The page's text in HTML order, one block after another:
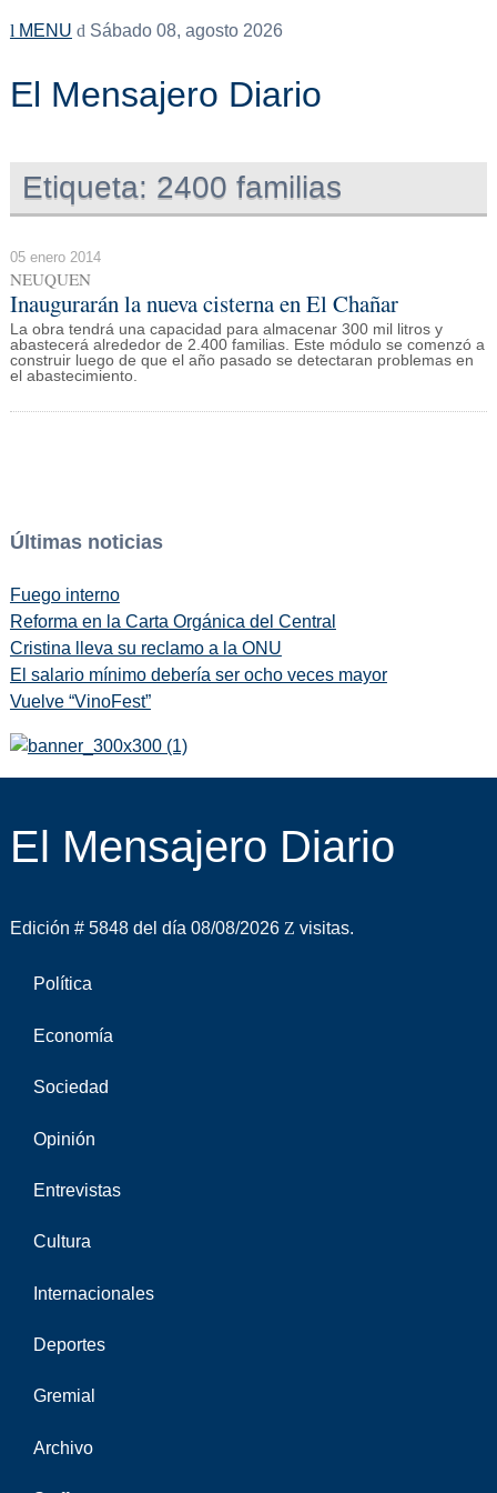
MENU Sábado 08, agosto 2026
El Mensajero Diario
Etiqueta: 2400 familias
05 enero 2014
NEUQUEN
Inaugurarán la nueva cisterna en El Chañar
La obra tendrá una capacidad para almacenar 300 mil litros y
abastecerá alrededor de 2.400 familias. Este módulo se comenzó a
construir luego de que el año pasado se detectaran problemas en
el abastecimiento.
Últimas noticias
Fuego interno
Reforma en la Carta Orgánica del Central
Cristina lleva su reclamo a la ONU
El salario mínimo debería ser ocho veces mayor
Vuelve “VinoFest”
El Mensajero Diario
Edición # 5848 del día 08/08/2026 visitas.
Política
Economía
Sociedad
Opinión
Entrevistas
Cultura
Internacionales
Deportes
Gremial
Archivo